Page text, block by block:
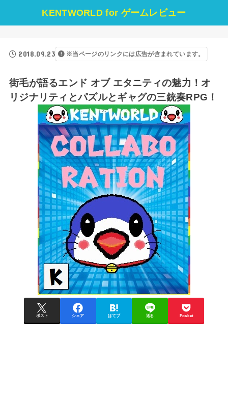
KENTWORLD for ゲームレビュー
2018.09.23 ※当ページのリンクには広告が含まれています。
街毛が語るエンド オブ エタニティの魅力！オ
リジナリティとパズルとギャグの三銃奏RPG！
ポスト シェア はてブ 送る Pocket